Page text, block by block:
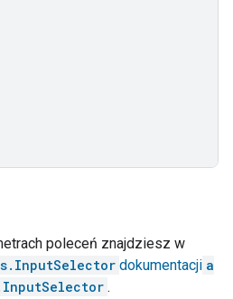
poleceń znajdziesz w
dokumentacji a
.